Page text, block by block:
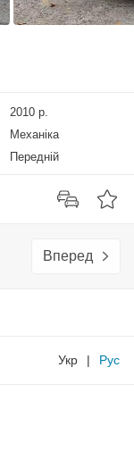
2010 р.
Механіка
Передній
Вперед
Укр | Рус